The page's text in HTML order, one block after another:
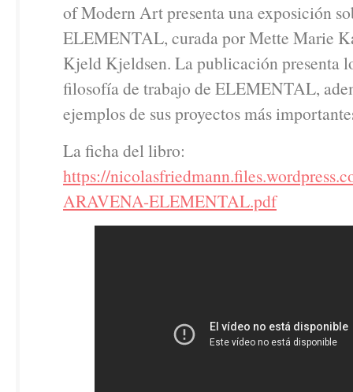
of Modern Art presenta una exposición
ELEMENTAL, curada por Mette Marie
Kjeld Kjeldsen. La publicación presenta
filosofía de trabajo de ELEMENTAL,
ejemplos de sus proyectos más
La ficha del libro:
https://
ARAVENA-ELEMENTAL.pdf